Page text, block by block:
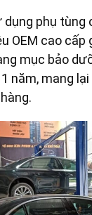
phụ tùng
OEM cao cấp
mục bảo
năm, mang